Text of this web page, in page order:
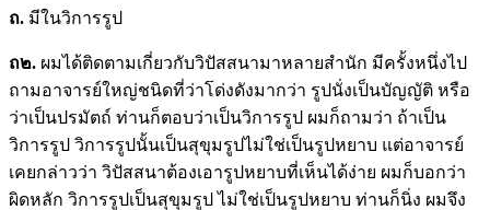
ถ. มีในวิการรูป
ถ๒. ผมได้ติดตามเกี่ยวกับวิปัสสนามาหลายสำนัก มีครั้งหนึ่งไป
ถามอาจารย์ใหญ่ชนิดที่ว่าโด่งดังมากว่า รูปนั่งเป็นบัญญัติ หรือ
ว่าเป็นปรมัตถ์ ท่านก็ตอบว่าเป็นวิการรูป ผมก็ถามว่า ถ้าเป็น
วิการรูป วิการรูปนั้นเป็นสุขุมรูปไม่ใช่เป็นรูปหยาบ แต่อาจารย์
เคยกล่าวว่า วิปัสสนาต้องเอารูปหยาบที่เห็นได้ง่าย ผมก็บอกว่า
ผิดหลัก วิการรูปเป็นสุขุมรูป ไม่ใช่เป็นรูปหยาบ ท่านก็นิ่ง ผมจึง